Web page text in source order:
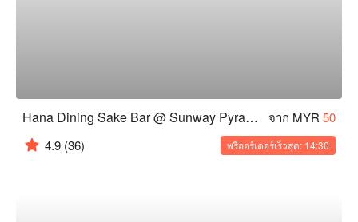
Hana Dining Sake Bar @ Sunway Pyramid จาก MYR 50
4.9 (36) พรีออร์เดอร์เร็วสุด: 14:30